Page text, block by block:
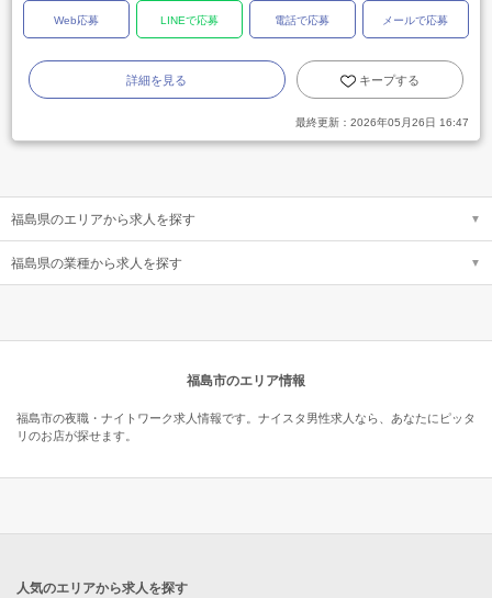
Web応募 LINEで応募 電話で応募 メールで応募
詳細を見る キープする
最終更新： 2026年05月26日 16:47
福島県のエリアから求人を探す
福島県の業種から求人を探す
福島市のエリア情報
福島市の夜職・ナイトワーク求人情報です。ナイスタ男性求人なら、あなたにピッタ
リのお店が探せます。
人気のエリアから求人を探す